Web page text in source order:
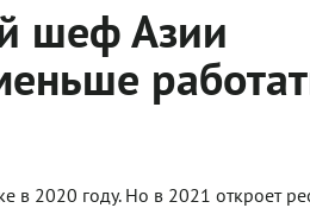
шеф Азии
в 2020 году. Но в 2021 откроет